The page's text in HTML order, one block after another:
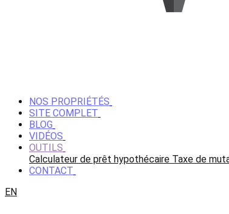
NOS PROPRIÉTÉS
SITE COMPLET
BLOG
VIDÉOS
OUTILS
Calculateur de prêt hypothécaire Taxe de
CONTACT
EN